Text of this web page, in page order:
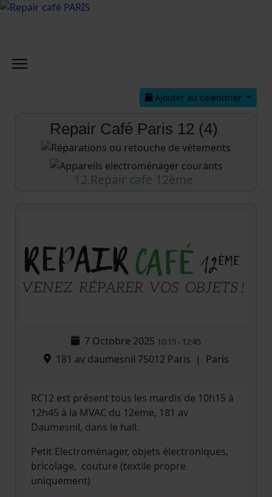
Ajouter au calendrier
Repair Café Paris 12 (4)
12.Repair cafe 12ème
7 Octobre 2025 10:15- 12:45
181 av daumesnil 75012 Paris | Paris
RC12 est présent tous les mardis de 10h15 à
12h45 à la MVAC du 12eme, 181 av
Daumesnil, dans le hall.
Petit Electroménager, objets électroniques,
bricolage, couture (textile propre
uniquement)